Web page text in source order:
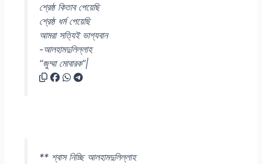
শ্রেষ্ঠ কিতাব পেয়েছি
শ্রেষ্ঠ ধর্ম পেয়েছি
আমরা সত্যিই ভাগ্যবান
-আলহামদুলিল্লাহ
“জুম্মা মোবারক”|
** শ্বাস নিচ্ছি আলহামদুলিল্লাহ